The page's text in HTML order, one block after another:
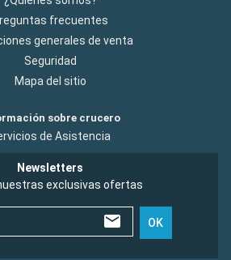
frecuentes
generales de venta
Seguridad
Mapa del sitio
sobre crucero
de Asistencia
Newsletters
exclusivas ofertas
OK